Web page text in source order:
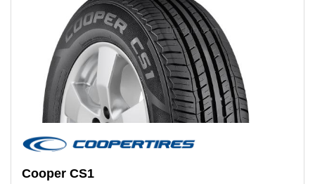
Cooper CS1